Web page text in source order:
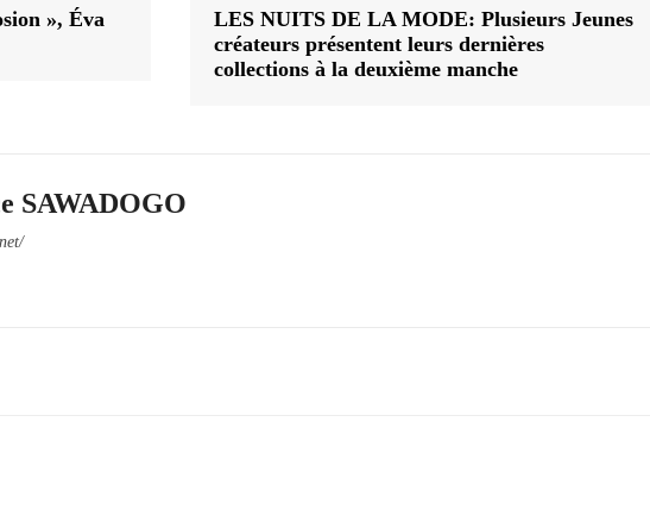
», Éva
LES NUITS DE LA MODE: Plusieurs Jeunes
créateurs présentent leurs dernières
collections à la deuxième manche
SAWADOGO